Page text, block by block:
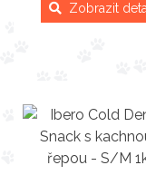
Zobrazit